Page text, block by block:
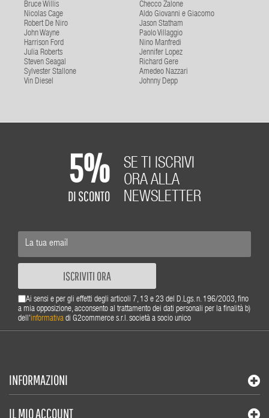
Bruce Willis
Checco Zalone
Nicolas Cage
Aldo Giovanni e Giacomo
Robert De Niro
Jason Statham
John Wayne
Paolo Villaggio
Harrison Ford
Nino Manfredi
Julia Roberts
Jennifer Lopez
Steven Seagal
Richard Gere
Sylvester Stallone
Amedeo Nazzari
Vin Diesel
Johnny Depp
5%
DI SCONTO
SE TI ISCRIVI
ORA ALLA
NEWSLETTER
ISCRIVITI ORA
Ai sensi e per gli effetti degli articoli 7, 13 e 23 del D.Lgs. n. 196/2003, fino
a mia opposizione, acconsento al trattamento dei dati personali per la finalità b)
dell'informativa di G2commerce s.r.l. società a socio unico
INFORMAZIONI
IL MIO ACCOUNT